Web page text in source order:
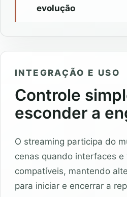
evolução
INTEGRAÇÃO E USO
Controle
esconder a
O streaming participa do
cenas quando interfaces e
compatíveis, mantendo
para iniciar e encerrar a